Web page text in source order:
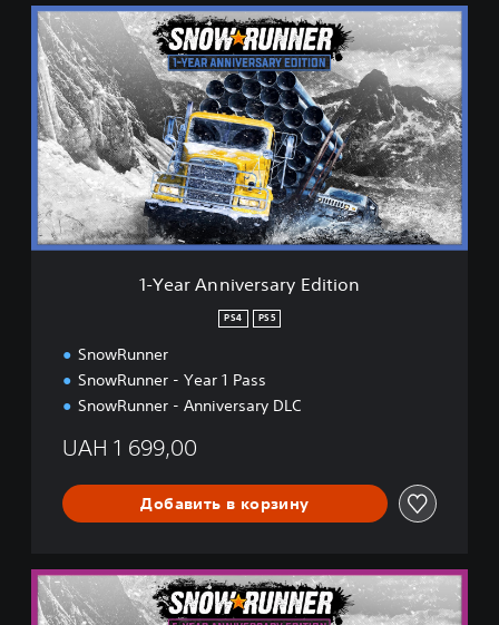
e
a
A
n
v
e
1-Year Anniversary Edition
PS4 PS5
SnowRunner
SnowRunner - Year 1 Pass
SnowRunner - Anniversary DLC
UAH 1 699,00
Добавить в корзину
5